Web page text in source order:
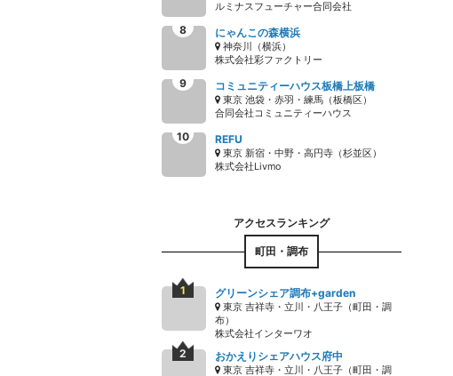
ルミナスフューチャー合同会社
にゃんこの森横浜
神奈川（横浜）
株式会社彩ファクトリー
コミュニティーハウス板橋上板橋
東京 池袋・赤羽・練馬（板橋区）
合同会社コミュニティーハウス
REFU
東京 新宿・中野・高円寺（杉並区）
株式会社Livmo
町田・調布
グリーンシェア調布+garden
東京 吉祥寺・立川・八王子（町田・調
布）
株式会社インターワオ
おかえりシェアハウス府中
東京 吉祥寺・立川・八王子（町田・調